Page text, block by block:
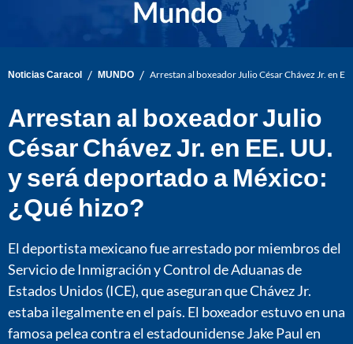
Noticias Caracol / MUNDO / Arrestan al boxeador Julio César Chávez Jr. en
Arrestan al boxeador Julio
César Chávez Jr. en EE. UU.
y será deportado a México:
¿Qué hizo?
El deportista mexicano fue arrestado por miembros del
Servicio de Inmigración y Control de Aduanas de
Estados Unidos (ICE), que aseguran que Chávez Jr.
estaba ilegalmente en el país. El boxeador estuvo en una
famosa pelea contra el estadounidense Jake Paul en